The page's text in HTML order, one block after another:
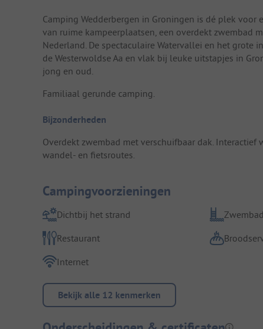
Camping Wedderbergen in Groningen is dé plek
van ruime kampeerplaatsen, een overdekt zwembad
Nederland. De spectaculaire Watervallei en het grote
de Westerwoldse Aa en vlak bij leuke uitstapjes in
jong en oud.
Familiaal gerunde camping.
Bijzonderheden
Overdekt zwembad met verschuifbaar dak.
wandel- en fietsroutes.
Campingvoorzieningen
Dichtbij het strand Zwembad
Restaurant
Internet
Bekijk alle 12 kenmerken